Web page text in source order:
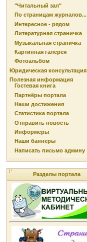
"Читальный зал"
По страницам журналов...
Интересное - рядом
Литературная страничка
Музыкальная страничка
Картинная галерея
Фотоальбом
Юридическая консультация
Полезная информация
Гостевая книга
Партнёры портала
Наши достижения
Статистика портала
Отправить новость
Информеры
Наши баннеры
Написать письмо админу
Разделы портала